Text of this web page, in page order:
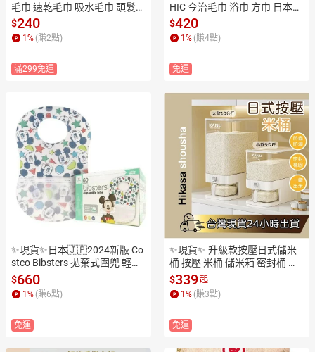
毛巾 速乾毛巾 吸水毛巾 頭髮巾
專用 擦髮巾 0359 吸水毛巾 乾
髮巾 超強吸水
$240
1 % (賺2點)
滿299免運
HIC 今治毛巾 浴巾 方巾 日本星
野集團飯店指定 超吸水速乾 洗
臉巾 運動毛巾
$420
1 % (賺4點)
免運
✨現貨✨日本🇯🇵2024新版 Co
stco Bibsters 拋棄式圍兜 輕便
易攜 米奇/米妮/小熊維尼 /小
飛象60入
$660
1% (賺6點)
免運
✨現貨✨ 升級款按壓日式儲米
桶 按壓 米桶 儲米箱 密封桶 儲
米箱 雜糧罐 食品收納罐 密封桶
米缸 防蟲防潮 儲糧桶
$339起
1% (賺3點)
免運